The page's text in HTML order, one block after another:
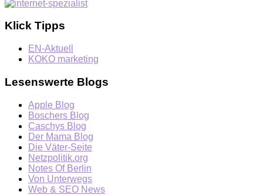
Klick Tipps
EN-Aktuell
KOKO marketing
Lesenswerte Blogs
Apple Blog
Boschers Blog
Caschys Blog
Der Mama Blog
Die Väter-Seite
Netzpolitik.org
Notes Of Berlin
Von Unterwegs
Web & SEO News